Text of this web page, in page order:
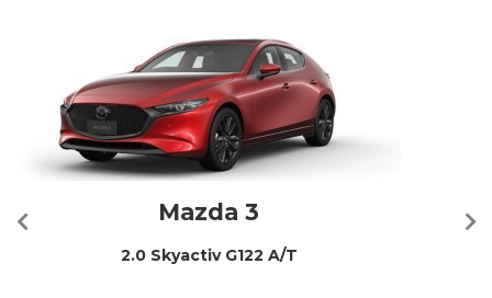
Mazda 3
2.0 Skyactiv G122 A/T